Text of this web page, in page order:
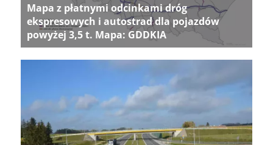
Mapa z płatnymi odcinkami dróg
ekspresowych i autostrad dla pojazdów
powyżej 3,5 t. Mapa: GDDKIA